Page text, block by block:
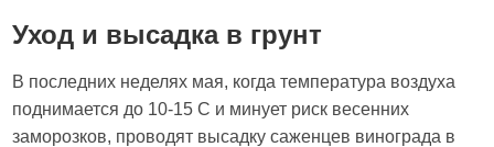
Уход и высадка в грунт
В последних неделях мая, когда температура воздуха
поднимается до 10-15 С и минует риск весенних
заморозков, проводят высадку саженцев винограда в